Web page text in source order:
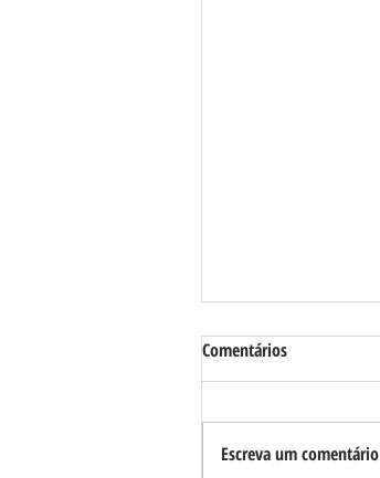
Comentários
Escreva um comentário